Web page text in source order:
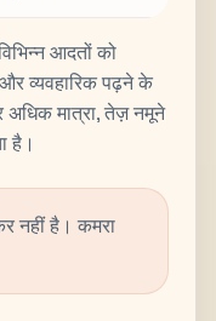
आदतों को
व्यवहारिक पढ़ने के
मात्रा, तेज़ नमूने
है।
नहीं है। कमरा